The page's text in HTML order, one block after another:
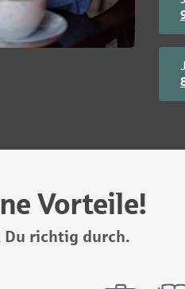
Vorteile!
Du richtig durch.